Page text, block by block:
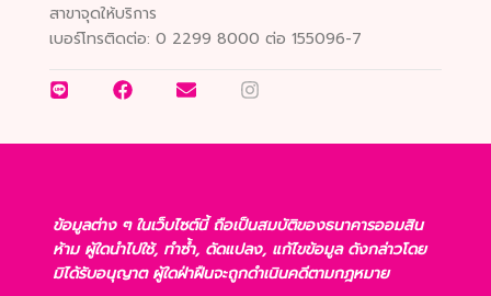
สาขาจุดให้บริการ
เบอร์โทรติดต่อ: 0 2299 8000 ต่อ 155096-7
ข้อมูลต่าง ๆ ในเว็บไซต์นี้ ถือเป็นสมบัติของธนาคารออมสิน
ห้าม ผู้ใดนำไปใช้, ทำซ้ำ, ดัดแปลง, แก้ไขข้อมูล ดังกล่าวโดย
มิได้รับอนุญาต ผู้ใดฝ่าฝืนจะถูกดำเนินคดีตามกฎหมาย